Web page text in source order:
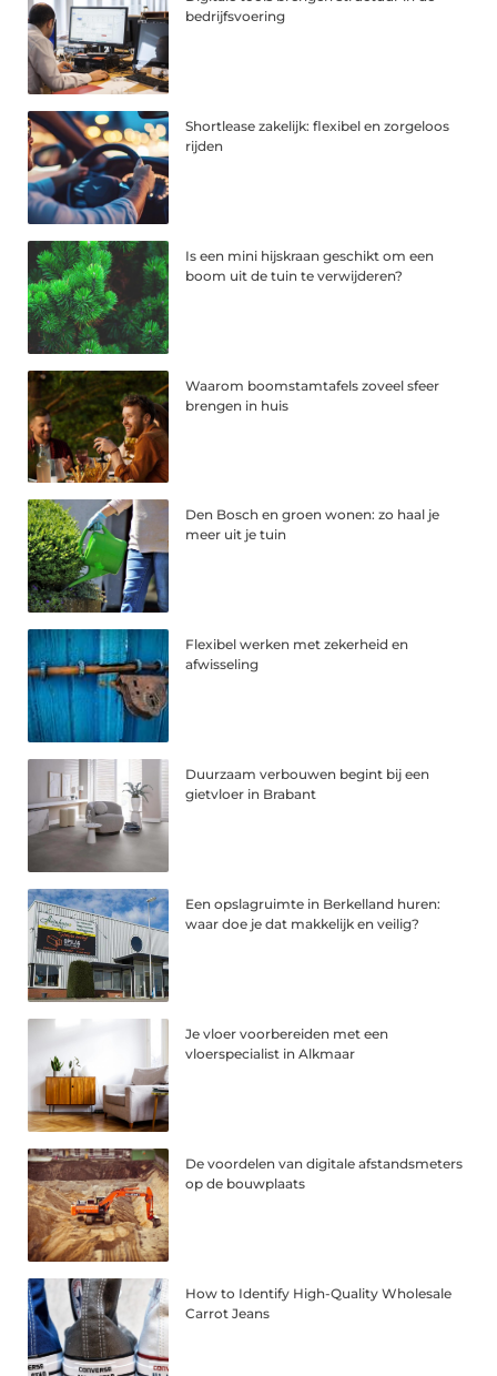
bedrijfsvoering
Shortlease zakelijk: flexibel en zorgeloos
rijden
Is een mini hijskraan geschikt om een
boom uit de tuin te verwijderen?
Waarom boomstamtafels zoveel sfeer
brengen in huis
Den Bosch en groen wonen: zo haal je
meer uit je tuin
Flexibel werken met zekerheid en
afwisseling
Duurzaam verbouwen begint bij een
gietvloer in Brabant
Een opslagruimte in Berkelland huren:
waar doe je dat makkelijk en veilig?
Je vloer voorbereiden met een
vloerspecialist in Alkmaar
De voordelen van digitale afstandsmeters
op de bouwplaats
How to Identify High-Quality Wholesale
Carrot Jeans